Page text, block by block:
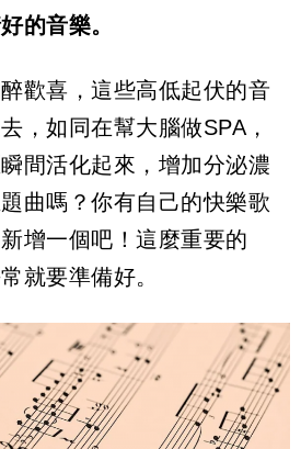
的音樂。
歡喜，這些高低起伏的音
，如同在幫大腦做SPA，
間活化起來，增加分泌濃
曲嗎？你有自己的快樂歌
增一個吧！這麼重要的
就要準備好。